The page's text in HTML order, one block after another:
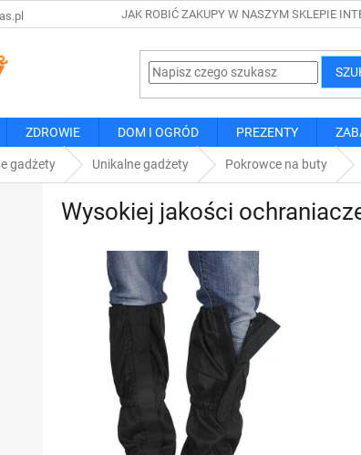
JAK ROBIĆ ZAKUPY W NASZYM SKLEPIE
ZDROWIE DOM I OGRÓD PREZENTY
gadżety Unikalne gadżety Pokrowce na buty
Wysokiej jakości